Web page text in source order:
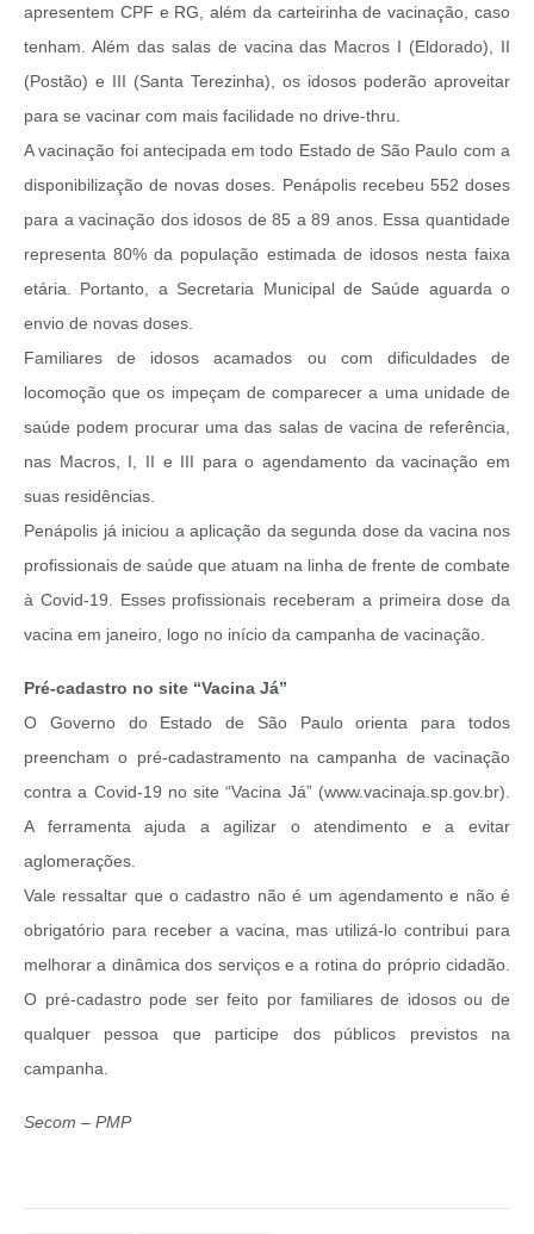
apresentem CPF e RG, além da carteirinha de vacinação, caso
tenham. Além das salas de vacina das Macros I (Eldorado), II
(Postão) e III (Santa Terezinha), os idosos poderão aproveitar
para se vacinar com mais facilidade no drive-thru.
A vacinação foi antecipada em todo Estado de São Paulo com a
disponibilização de novas doses. Penápolis recebeu 552 doses
para a vacinação dos idosos de 85 a 89 anos. Essa quantidade
representa 80% da população estimada de idosos nesta faixa
etária. Portanto, a Secretaria Municipal de Saúde aguarda o
envio de novas doses.
Familiares de idosos acamados ou com dificuldades de
locomoção que os impeçam de comparecer a uma unidade de
saúde podem procurar uma das salas de vacina de referência,
nas Macros, I, II e III para o agendamento da vacinação em
suas residências.
Penápolis já iniciou a aplicação da segunda dose da vacina nos
profissionais de saúde que atuam na linha de frente de combate
à Covid-19. Esses profissionais receberam a primeira dose da
vacina em janeiro, logo no início da campanha de vacinação.
Pré-cadastro no site “Vacina Já”
O Governo do Estado de São Paulo orienta para todos
preencham o pré-cadastramento na campanha de vacinação
contra a Covid-19 no site “Vacina Já” (www.vacinaja.sp.gov.br).
A ferramenta ajuda a agilizar o atendimento e a evitar
aglomerações.
Vale ressaltar que o cadastro não é um agendamento e não é
obrigatório para receber a vacina, mas utilizá-lo contribui para
melhorar a dinâmica dos serviços e a rotina do próprio cidadão.
O pré-cadastro pode ser feito por familiares de idosos ou de
qualquer pessoa que participe dos públicos previstos na
campanha.
Secom – PMP